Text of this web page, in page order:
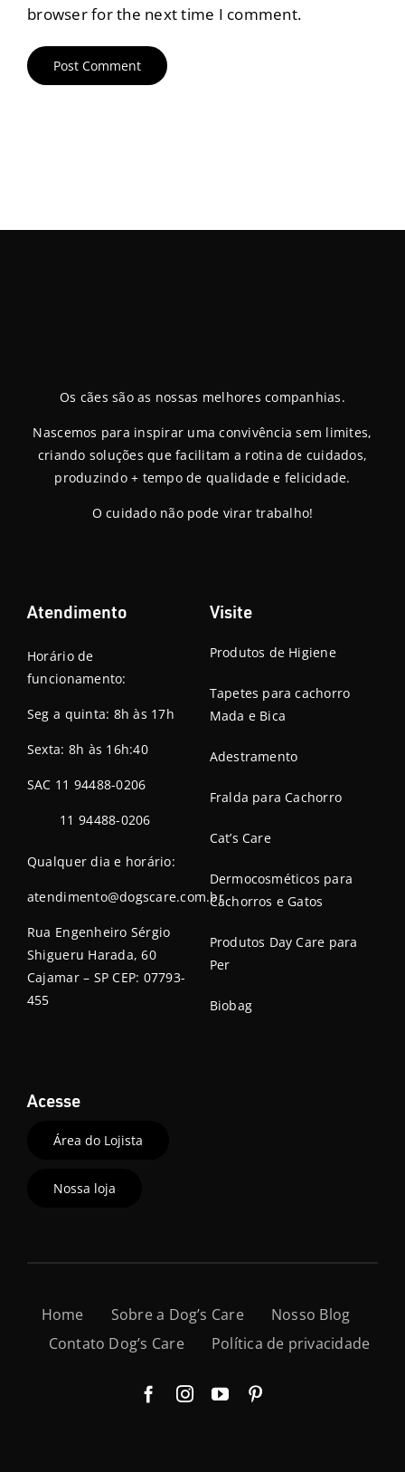
browser for the next time I comment.
Os cães são as nossas melhores companhias.
Nascemos para inspirar uma convivência sem limites,
criando soluções que facilitam a rotina de cuidados,
produzindo + tempo de qualidade e felicidade.
O cuidado não pode virar trabalho!
Atendimento
Horário de
funcionamento:
Seg a quinta: 8h às 17h
Sexta: 8h às 16h:40
SAC 11 94488-0206
11 94488-0206
Qualquer dia e horário:
atendimento@dogscare.com.br
Rua Engenheiro Sérgio
Shigueru Harada, 60
Cajamar – SP CEP: 07793-
455
Visite
Produtos de Higiene
Tapetes para cachorro
Mada e Bica
Adestramento
Fralda para Cachorro
Cat’s Care
Dermocosméticos para
Cachorros e Gatos
Produtos Day Care para
Per
Biobag
Acesse
Área do Lojista
Nossa loja
Home Sobre a Dog’s Care
Nosso Blog
Contato Dog’s Care
Política de privacidade